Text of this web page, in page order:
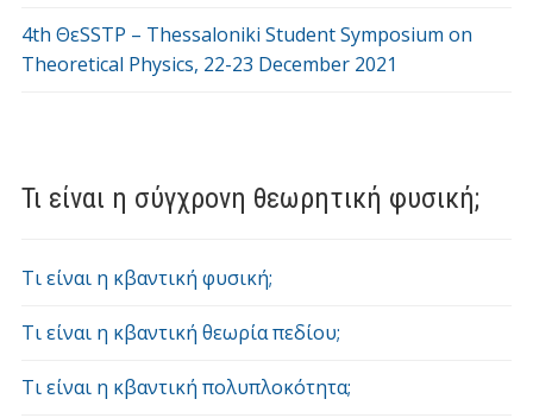
4th ΘεSSTP – Thessaloniki Student Symposium on
Theoretical Physics, 22-23 December 2021
Τι είναι η σύγχρονη θεωρητική φυσική;
Τι είναι η κβαντική φυσική;
Τι είναι η κβαντική θεωρία πεδίου;
Τι είναι η κβαντική πολυπλοκότητα;